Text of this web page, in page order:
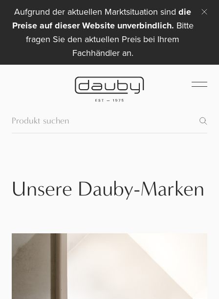
Aufgrund der aktuellen Marktsituation sind die
Preise auf dieser Website unverbindlich. Bitte
fragen Sie den aktuellen Preis bei Ihrem
Fachhändler an.
Unsere Dauby-Marken